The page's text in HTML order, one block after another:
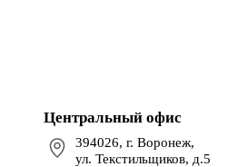
Центральный офис
394026, г. Воронеж,
ул. Текстильщиков, д.5